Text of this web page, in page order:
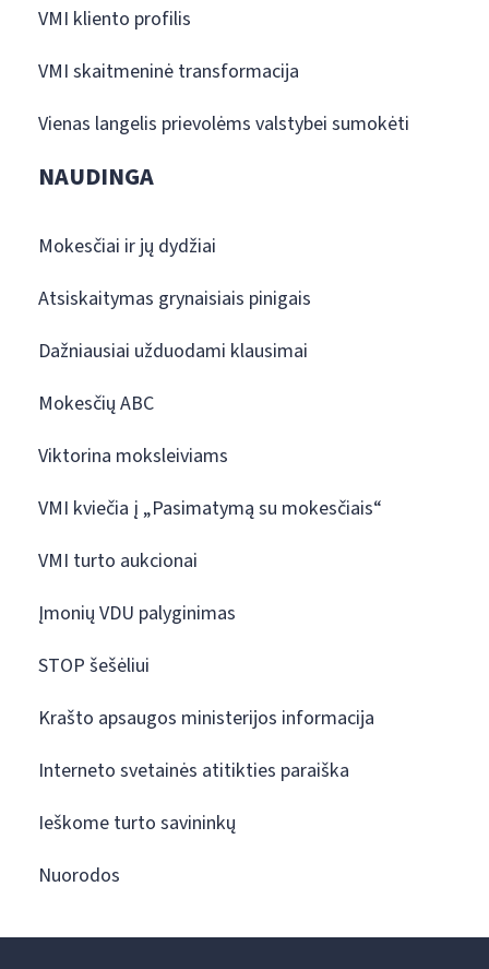
VMI kliento profilis
VMI skaitmeninė transformacija
Vienas langelis prievolėms valstybei sumokėti
NAUDINGA
Mokesčiai ir jų dydžiai
Atsiskaitymas grynaisiais pinigais
Dažniausiai užduodami klausimai
Mokesčių ABC
Viktorina moksleiviams
VMI kviečia į „Pasimatymą su mokesčiais“
VMI turto aukcionai
Įmonių VDU palyginimas
STOP šešėliui
Krašto apsaugos ministerijos informacija
Interneto svetainės atitikties paraiška
Ieškome turto savininkų
Nuorodos